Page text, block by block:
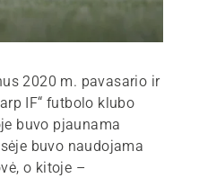
2020 m. pavasario ir
IF“ futbolo klubo
buvo pjaunama
buvo naudojama
o kitoje –